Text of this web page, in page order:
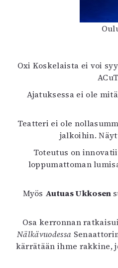
Oxi Koskelaista ei voi
Ajatuksessa ei ole
Teatteri ei ole
jalkoihin.
Toteutus on
loppumattoman
Myös Autuas Ukkosen
Osa kerronnan
Nälkävuodessa
kärrätään ihme rakkine,